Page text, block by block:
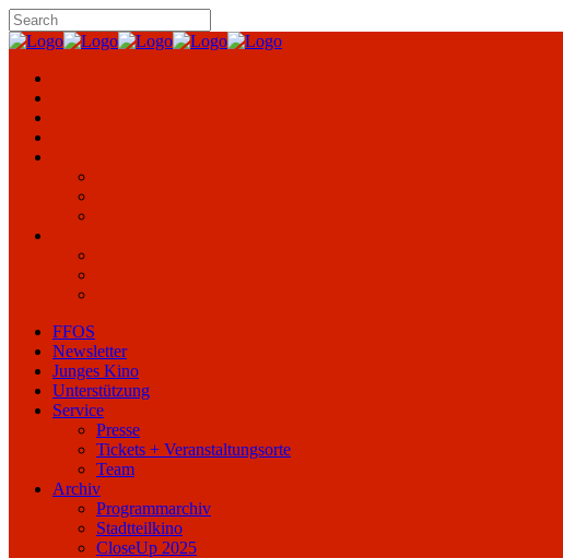
FFOS
Newsletter
Junges Kino
Unterstützung
Service
Presse
Tickets + Veranstaltungsorte
Team
Archiv
Programmarchiv
Stadtteilkino
CloseUp 2025